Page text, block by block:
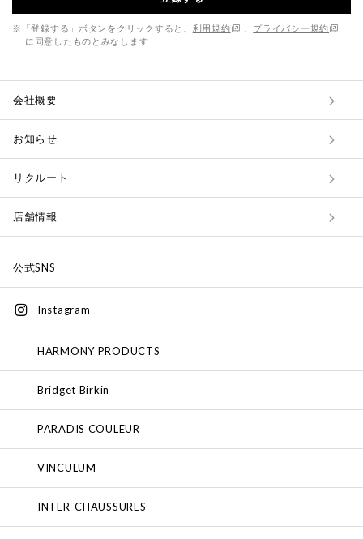
※「登録する」ボタンをクリックすると、 利用規約
プライバシー規約
に同意したものとみなします
会社概要
お知らせ
リクルート
店舗情報
公式SNS
Instagram
HARMONY PRODUCTS
Bridget Birkin
PARADIS COULEUR
VINCULUM
INTER-CHAUSSURES